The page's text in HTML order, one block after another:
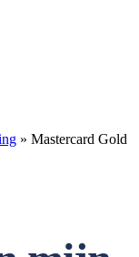
» Mastercard Gold